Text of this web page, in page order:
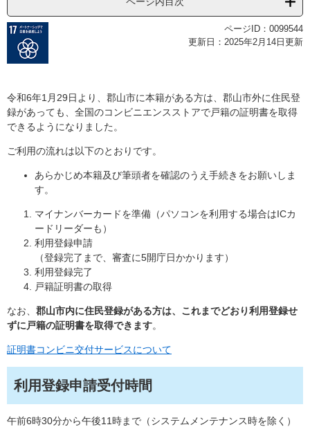
ページID：0099544
更新日：2025年2月14日更新
令和6年1月29日より、郡山市に本籍がある方は、郡山市外に住民登
録があっても、全国のコンビニエンスストアで戸籍の証明書を取得
できるようになりました。
ご利用の流れは以下のとおりです。
あらかじめ本籍及び筆頭者を確認のうえ手続きをお願いしま
す。
マイナンバーカードを準備（パソコンを利用する場合はICカ
ードリーダーも）
利用登録申請
（登録完了まで、審査に5開庁日かかります）
利用登録完了
戸籍証明書の取得
なお、 郡山市内に住民登録がある方は、これまでどおり利用登録せ
ずに戸籍の証明書を取得できます。
証明書コンビニ交付サービスについて
利用登録申請受付時間
午前6時30分から午後11時まで（システムメンテナンス時を除く）